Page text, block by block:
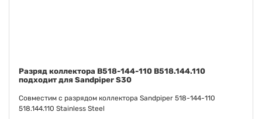
Диафрагма Сантопрен FDA B286-098-351 B286.098.351
подходит к Sandpiper S30
Совместимо с диафрагмой Sandpiper Santoprene FDA 286-098-
351 286.098.351